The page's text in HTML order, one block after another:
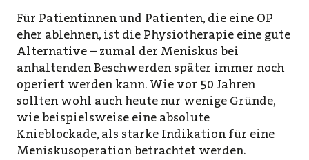
Für Patientinnen und Patienten, die eine OP
eher ablehnen, ist die Physiotherapie eine gute
Alternative – zumal der Meniskus bei
anhaltenden Beschwerden später immer noch
operiert werden kann. Wie vor 50 Jahren
sollten wohl auch heute nur wenige Gründe,
wie beispielsweise eine absolute
Knieblockade, als starke Indikation für eine
Meniskusoperation betrachtet werden.